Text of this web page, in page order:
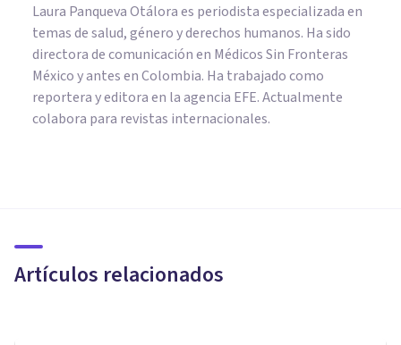
Laura Panqueva Otálora es periodista especializada en
temas de salud, género y derechos humanos. Ha sido
directora de comunicación en Médicos Sin Fronteras
México y antes en Colombia. Ha trabajado como
reportera y editora en la agencia EFE. Actualmente
colabora para revistas internacionales.
Artículos relacionados
criando realmente a nuestros
hijos?